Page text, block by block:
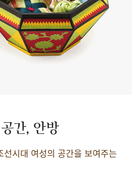
간, 안방
시대 여성의 공간을 보여주는